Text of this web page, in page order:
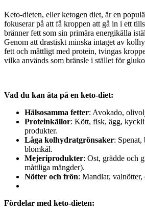
Keto-dieten, eller ketogen diet, är en
fokuserar på att få kroppen att gå in i ett
bränner fett som sin primära energikälla
Genom att drastiskt minska intaget av
fett och måttligt med protein, tvingas
vilka används som bränsle i stället för
Vad du kan äta på en keto-diet:
Hälsosamma fetter: Avokado,
Proteinkällor: Kött, fisk, ägg,
produkter.
Låga kolhydratgrönsaker:
blomkål.
Mejeriprodukter: Ost, grädde och
måttliga mängder).
Nötter och frön: Mandlar,
Fördelar med keto-dieten: